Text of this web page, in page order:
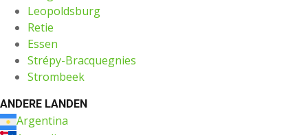
Leopoldsburg
Retie
Essen
Strépy-Bracquegnies
Strombeek
ANDERE LANDEN
Argentina